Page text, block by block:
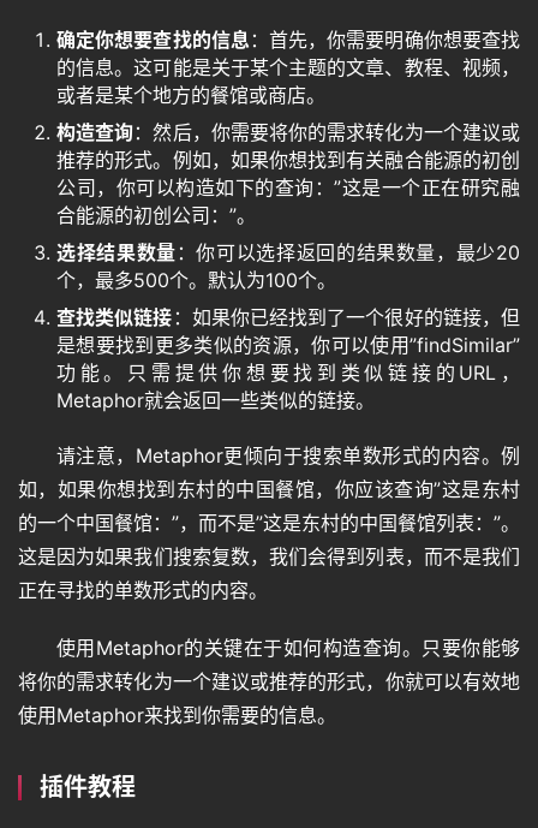
确定你想要查找的信息：首先，你需要明确你想要查找
的信息。这可能是关于某个主题的文章、教程、视频，
或者是某个地方的餐馆或商店。
构造查询：然后，你需要将你的需求转化为一个建议或
推荐的形式。例如，如果你想找到有关融合能源的初创
公司，你可以构造如下的查询：”这是一个正在研究融
合能源的初创公司：”。
选择结果数量 ：你可以选择返回的结果数量，最少20
个，最多500个。默认为100个。
查找类似链接 ：如果你已经找到了一个很好的链接，但
是想要找到更多类似的资源，你可以使用”findSimilar”
功能。只需提供你想要找到类似链接的URL，
Metaphor就会返回一些类似的链接。
请注意，Metaphor更倾向于搜索单数形式的内容。例
如，如果你想找到东村的中国餐馆，你应该查询”这是东村
的一个中国餐馆：”，而不是”这是东村的中国餐馆列表：”。
这是因为如果我们搜索复数，我们会得到列表，而不是我们
正在寻找的单数形式的内容。
使用Metaphor的关键在于如何构造查询。只要你能够
将你的需求转化为一个建议或推荐的形式，你就可以有效地
使用Metaphor来找到你需要的信息。
插件教程